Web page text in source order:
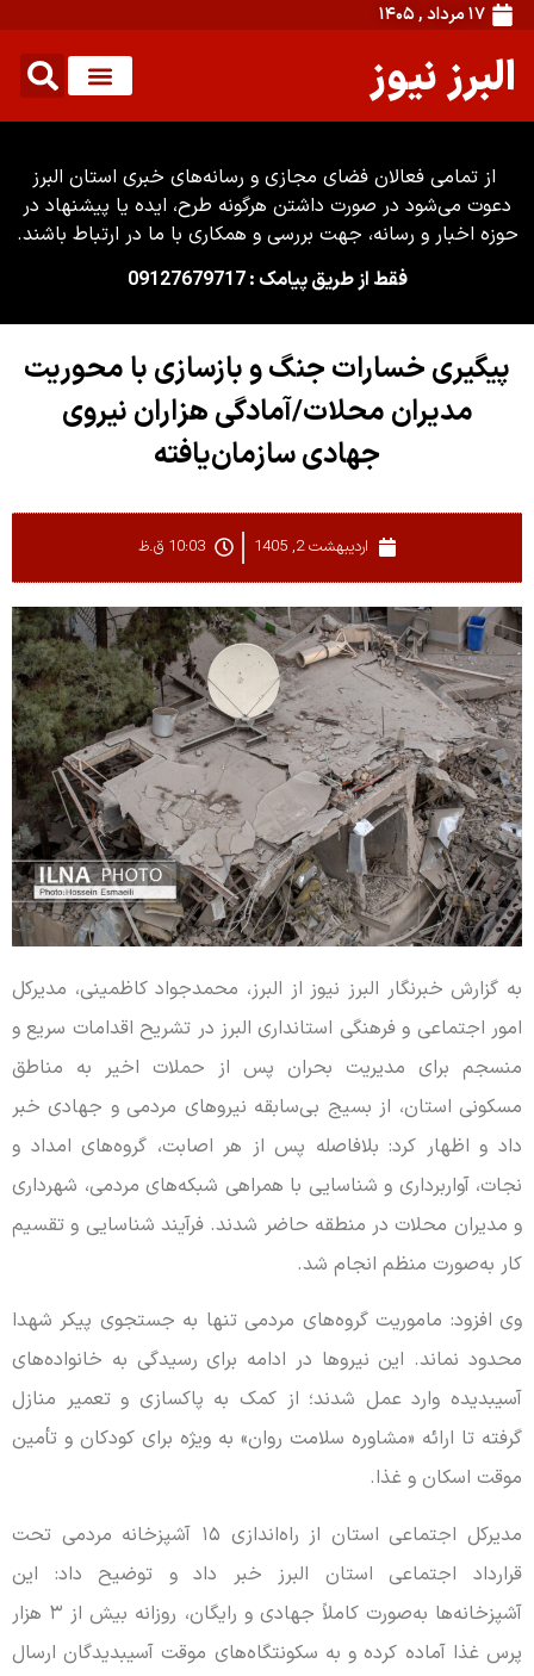
۱۷ مرداد , ۱۴۰۵
البرز نیوز
از تمامی فعالان فضای مجازی و رسانه‌های خبری استان البرز
دعوت می‌شود در صورت داشتن هرگونه طرح، ایده یا پیشنهاد در
حوزه اخبار و رسانه، جهت بررسی و همکاری با ما در ارتباط باشند.
فقط از طریق پیامک : 09127679717
پیگیری خسارات جنگ و بازسازی با محوریت
مدیران محلات/آمادگی هزاران نیروی
جهادی سازمان‌یافته
اردیبهشت 2, 1405 10:03 ق.ظ
به گزارش خبرنگار البرز نیوز از البرز، محمدجواد کاظمینی، مدیرکل
امور اجتماعی و فرهنگی استانداری البرز در تشریح اقدامات سریع و
منسجم برای مدیریت بحران پس از حملات اخیر به مناطق
مسکونی استان، از بسیج بی‌سابقه نیروهای مردمی و جهادی خبر
داد و اظهار کرد: بلافاصله پس از هر اصابت، گروه‌های امداد و
نجات، آواربرداری و شناسایی با همراهی شبکه‌های مردمی، شهرداری
و مدیران محلات در منطقه حاضر شدند. فرآیند شناسایی و تقسیم
کار به‌صورت منظم انجام شد.
وی افزود: ماموریت گروه‌های مردمی تنها به جستجوی پیکر شهدا
محدود نماند. این نیروها در ادامه برای رسیدگی به خانواده‌های
آسیبدیده وارد عمل شدند؛ از کمک به پاکسازی و تعمیر منازل
گرفته تا ارائه «مشاوره سلامت روان» به ویژه برای کودکان و تأمین
موقت اسکان و غذا.
مدیرکل اجتماعی استان از راه‌اندازی ۱۵ آشپزخانه مردمی تحت
قرارداد اجتماعی استان البرز خبر داد و توضیح داد: این
آشپزخانه‌ها به‌صورت کاملاً جهادی و رایگان، روزانه بیش از ۳ هزار
پرس غذا آماده کرده و به سکونتگاه‌های موقت آسیبدیدگان ارسال